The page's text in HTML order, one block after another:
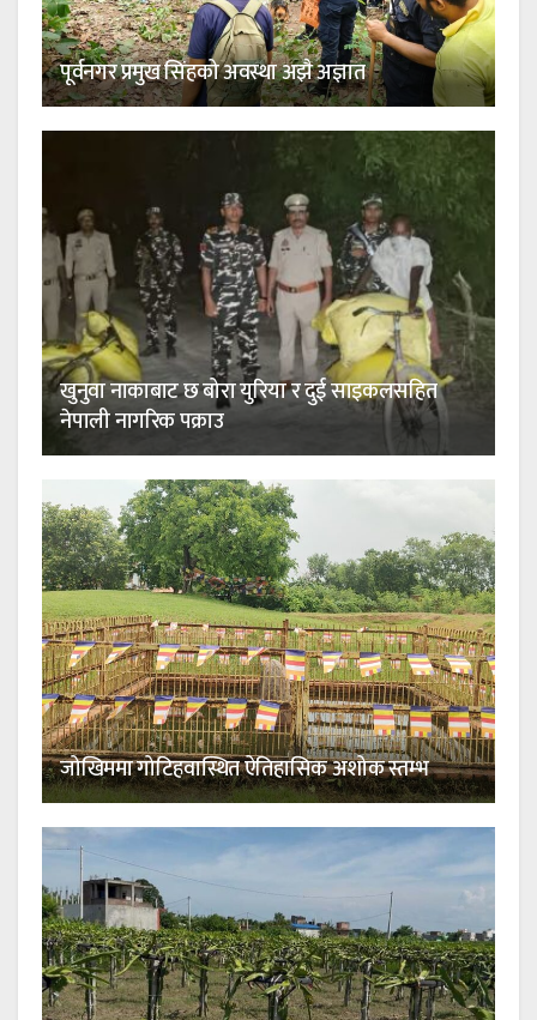
पूर्वनगर प्रमुख सिंहको अवस्था अझै अज्ञात
खुनुवा नाकाबाट छ बोरा युरिया र दुई साइकलसहित
नेपाली नागरिक पक्राउ
जोखिममा गोटिहवास्थित ऐतिहासिक अशोक स्तम्भ